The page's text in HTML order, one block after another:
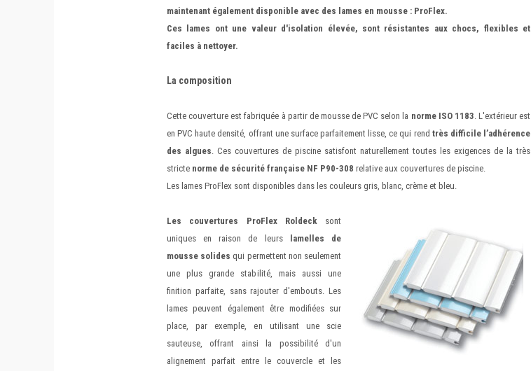
maintenant également disponible avec des lames en mousse : ProFlex.
Ces lames ont une valeur d'isolation élevée, sont résistantes aux chocs, flexibles et
faciles à nettoyer.
La composition
Cette couverture est fabriquée à partir de mousse de PVC selon la norme ISO 1183. L'extérieur est
en PVC haute densité, offrant une surface parfaitement lisse, ce qui rend très difficile l’adhérence
des algues. Ces couvertures de piscine satisfont naturellement toutes les exigences de la très
stricte norme de sécurité française NF P90-308 relative aux couvertures de piscine.
Les lames ProFlex sont disponibles dans les couleurs gris, blanc, crème et bleu.
Les couvertures ProFlex Roldecksont
uniques en raison de leurslamelles de
mousse solides qui permettent non seulement
une plus grande stabilité, mais aussi une
finition parfaite, sans rajouter d'embouts. Les
lames peuvent également être modifiées sur
place, par exemple, en utilisant une scie
sauteuse, offrant ainsi la possibilité d'un
alignement parfait entre le couvercle et les